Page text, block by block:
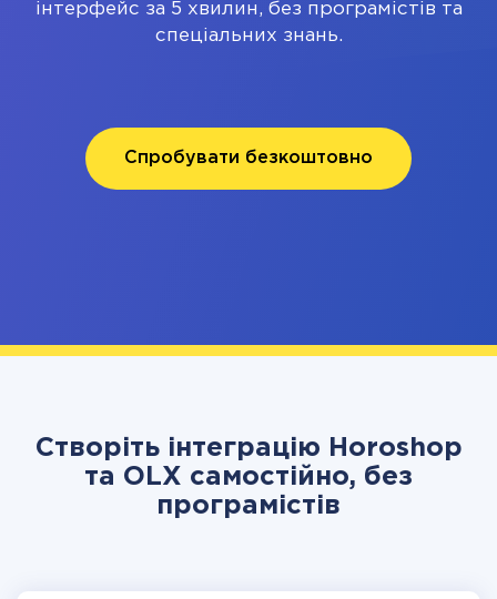
інтерфейс за 5 хвилин, без програмістів та
спеціальних знань.
Спробувати безкоштовно
Створіть інтеграцію Horoshop
та OLX самостійно, без
програмістів